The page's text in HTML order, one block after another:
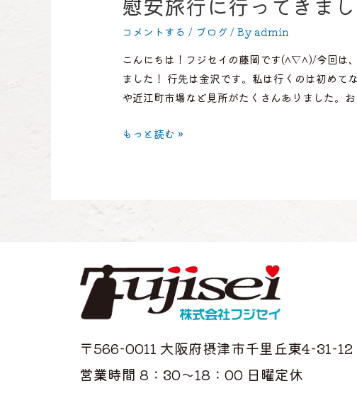
コメントする / ブログ/ Byadmin
こんにちは！フジセイの藤岡です(^▽^)/今回は
ました！ 行先は金沢です。私は行くのは初めて
や近江町市場など見所がたくさんありました。
もっと読む »
〒566-0011 大阪府摂津市千里丘東4-31-12
営業時間 8：30〜18：00 日曜定休